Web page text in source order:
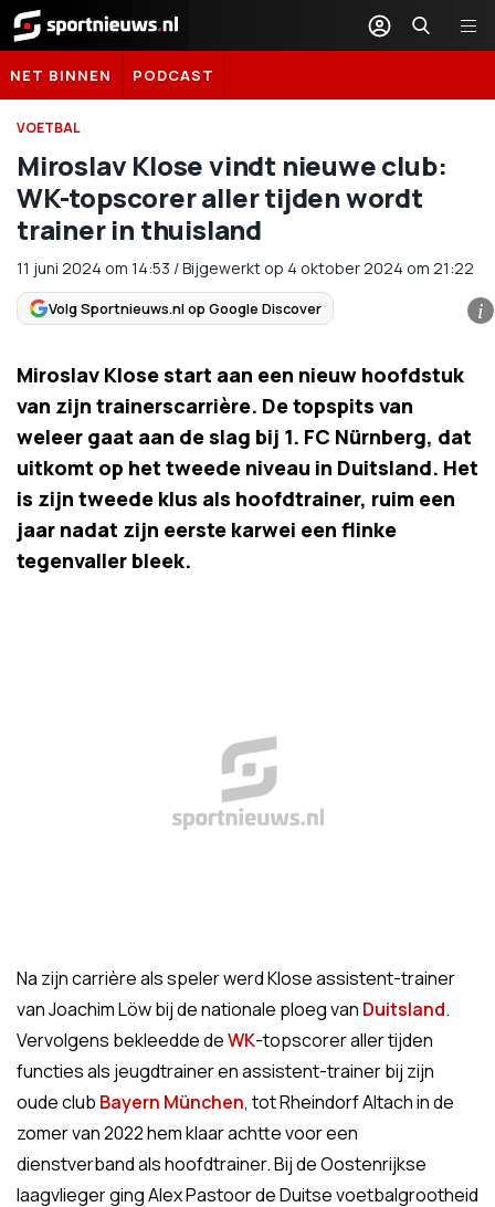
Sportnieuws.nl
NET BINNEN PODCAST
VOETBAL
Miroslav Klose vindt nieuwe club:
WK-topscorer aller tijden wordt
trainer in thuisland
11 juni 2024 om 14:53 /Bijgewerkt op 4 oktober 2024 om 21:22
Volg Sportnieuws.nl op Google Discover i
Miroslav Klose start aan een nieuw hoofdstuk
van zijn trainerscarrière. De topspits van
weleer gaat aan de slag bij 1. FC Nürnberg, dat
uitkomt op het tweede niveau in Duitsland. Het
is zijn tweede klus als hoofdtrainer, ruim een
jaar nadat zijn eerste karwei een flinke
tegenvaller bleek.
Na zijn carrière als speler werd Klose assistent-trainer
van Joachim Löw bij de nationale ploeg van Duitsland.
Vervolgens bekleedde deWK-topscorer aller tijden
functies als jeugdtrainer en assistent-trainer bij zijn
oude club Bayern München, tot Rheindorf Altach in de
zomer van 2022 hem klaar achtte voor een
dienstverband als hoofdtrainer. Bij de Oostenrijkse
laagvlieger ging Alex Pastoor de Duitse voetbalgrootheid